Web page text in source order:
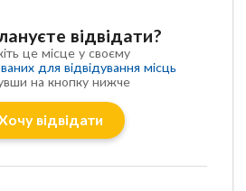
відвідати?
це місце у своєму
для відвідування місць
на кнопку нижче
відвідати